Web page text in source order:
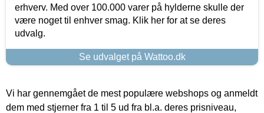
erhverv. Med over 100.000 varer på hylderne skulle der
være noget til enhver smag. Klik her for at se deres
udvalg.
Se udvalget på Wattoo.dk
Vi har gennemgået de mest populære webshops og anmeldt
dem med stjerner fra 1 til 5 ud fra bl.a. deres prisniveau,